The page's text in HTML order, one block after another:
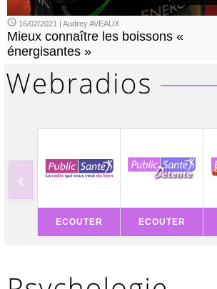
16/02/2021 | Audrey AVEAUX
Mieux connaître les boissons «
énergisantes »
‹
ECOUTER ECOUTER